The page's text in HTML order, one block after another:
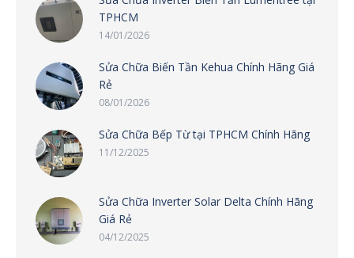
TPHCM
14/01/2026
Sửa Chữa Biến Tần Kehua Chính Hãng Giá
Rẻ
08/01/2026
Sửa Chữa Bếp Từ tại TPHCM Chính Hãng
11/12/2025
Sửa Chữa Inverter Solar Delta Chính Hãng
Giá Rẻ
04/12/2025